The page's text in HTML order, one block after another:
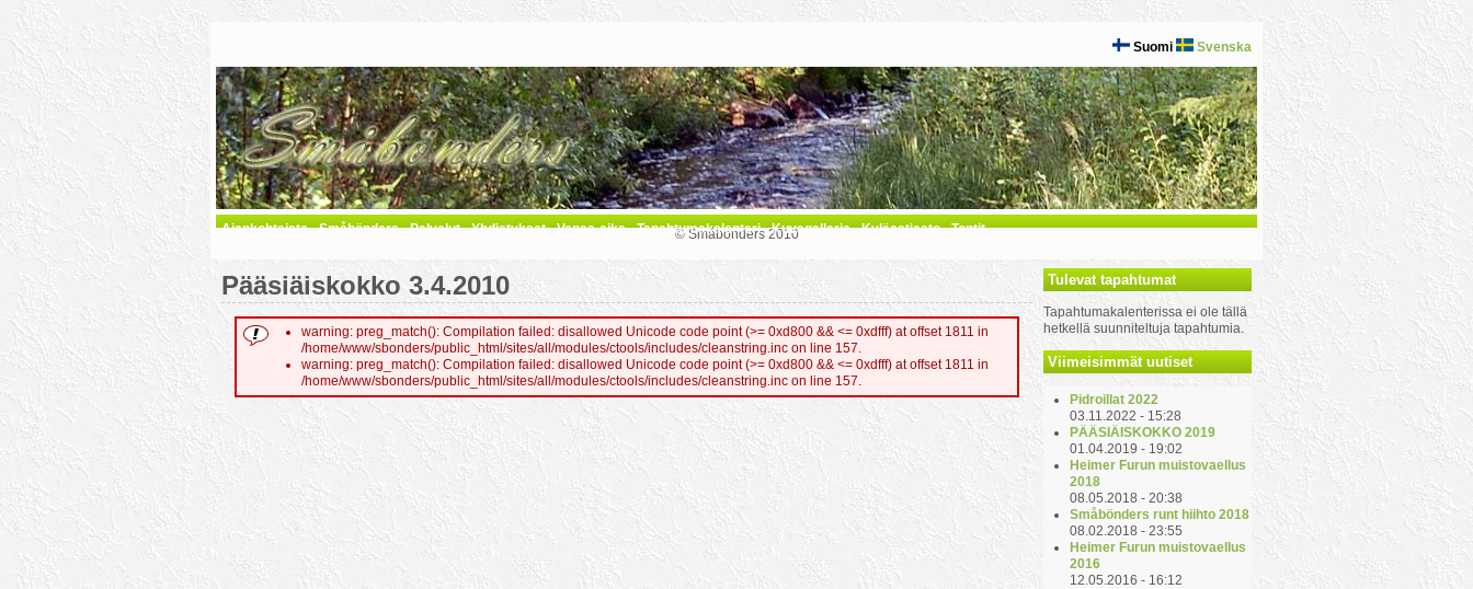
Suomi Svenska
Pääsiäiskokko 3.4.2010
warning: preg_match(): Compilation failed: disallowed Unicode code point (>= 0xd800 && <= 0xdfff) at offset 1811 in
/home/www/sbonders/public_html/sites/all/modules/ctools/includes/cleanstring.inc on line 157.
warning: preg_match(): Compilation failed: disallowed Unicode code point (>= 0xd800 && <= 0xdfff) at offset 1811 in
/home/www/sbonders/public_html/sites/all/modules/ctools/includes/cleanstring.inc on line 157.
Ajankohtaista Småbönders Palvelut Yhdistykset Vapaa-aika Tapahtumakalenteri Kuvagalleria Kyläastiasto Tontit
Tulevat tapahtumat
Tapahtumakalenterissa ei ole tällä
hetkellä suunniteltuja tapahtumia.
Viimeisimmät uutiset
Pidroillat 2022
03.11.2022 - 15:28
PÄÄSIÄISKOKKO 2019
01.04.2019 - 19:02
Heimer Furun muistovaellus
2018
08.05.2018 - 20:38
Småbönders runt hiihto 2018
08.02.2018 - 23:55
Heimer Furun muistovaellus
2016
12.05.2016 - 16:12
© Småbönders 2010